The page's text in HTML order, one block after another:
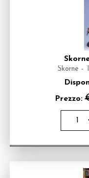
Skorne -
Prezzo: